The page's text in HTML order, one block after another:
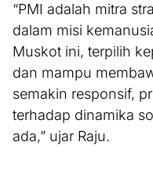
“PMI adalah mitra
dalam misi
Muskot ini, terpilih
dan mampu
semakin responsif,
terhadap dinamika
ada,” ujar Raju.